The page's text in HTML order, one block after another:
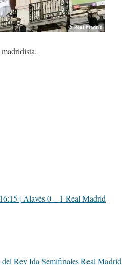
| Alavés 0 – 1 Real Madrid
Rey Ida Semifinales Real Madrid